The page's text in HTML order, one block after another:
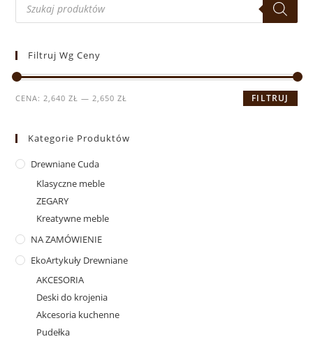
Filtruj Wg Ceny
FILTRUJ
CENA: 2,640 ZŁ — 2,650 ZŁ
Kategorie Produktów
Drewniane Cuda
Klasyczne meble
ZEGARY
Kreatywne meble
NA ZAMÓWIENIE
EkoArtykuły Drewniane
AKCESORIA
Deski do krojenia
Akcesoria kuchenne
Pudełka